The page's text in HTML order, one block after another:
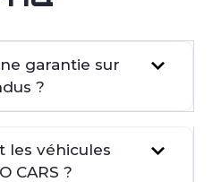
garantie sur
?
les véhicules
CARS ?